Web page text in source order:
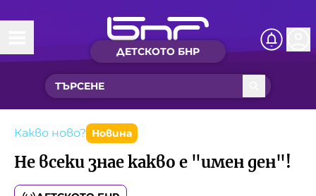
ДЕТСКОТО БНР
Начало
Какво ново?
Рубрики с вълшебства
Детско радио
Какво ново? Новина
Не всеки знае какво е "имен ден"!